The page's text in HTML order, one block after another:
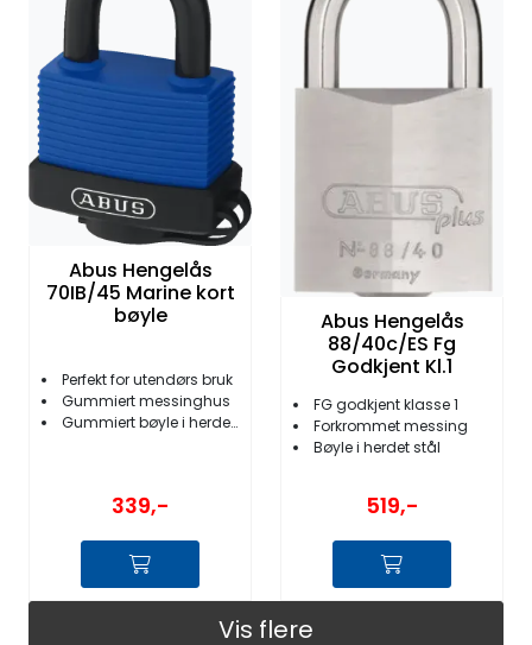
Abus Hengelås
70IB/45 Marine kort
bøyle
Perfekt for utendørs bruk
Gummiert messinghus
Gummiert bøyle i herdet, rustfritt stå
339,-
Abus Hengelås
88/40c/ES Fg
Godkjent Kl.1
FG godkjent klasse 1
Forkrommet messing
Bøyle i herdet stål
519,-
Vis flere